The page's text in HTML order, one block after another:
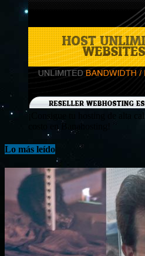
¡Consigue tu hosting de alta
costo en Banahosting!
Lo más leído